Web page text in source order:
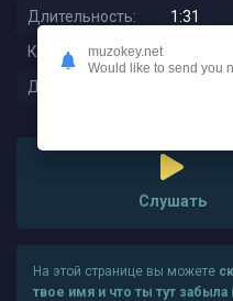
Длительность:
1:31
Качество:
Дата релиза:
Слушать
На этой странице вы можете
твое имя и что ты тут забыла
muzokey.net
Would like to send you